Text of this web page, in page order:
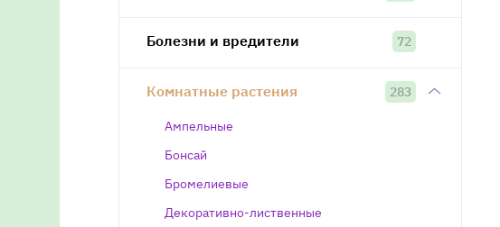
Болезни и вредители 72
Комнатные растения 283
Ампельные
Бонсай
Бромелиевые
Декоративно-лиственные